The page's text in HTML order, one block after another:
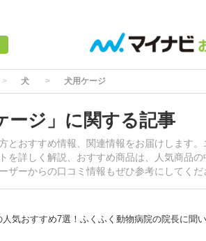
犬 犬用ケージ
ージ」に関する記事
とおすすめ情報、関連情報をお届けします
を詳しく解説、おすすめ商品は、人気商品
ザーからの口コミ情報もぜひ参考にしてくだ
人気おすすめ7選！ふくふく動物病院の院長に聞